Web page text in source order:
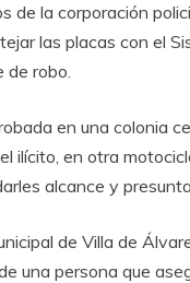
de la corporación
las placas con el
de robo.
en una colonia
ilícito, en otra
alcance y
de Villa de
una persona que